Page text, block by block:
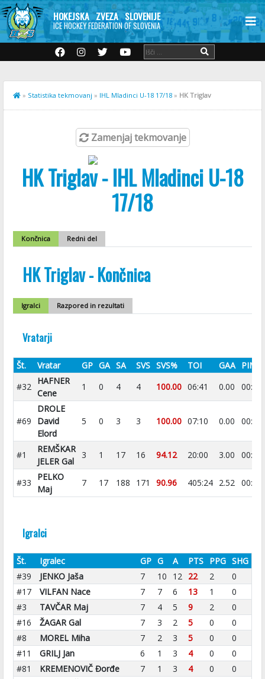
HOKEJSKA ZVEZA SLOVENIJE
ICE HOCKEY FEDERATION OF SLOVENIA
» Statistika tekmovanj » IHL Mladinci U-18 17/18 » HK Triglav
Zamenjaj tekmovanje
HK Triglav - IHL Mladinci U-18
17/18
Končnica Redni del
HK Triglav - Končnica
Igralci Razpored in rezultati
Vratarji
Št. Vratar GP GA SA SVS SVS% TOI GAA PIM
#32
HAFNER
Cene
1 0 4 4 100.00 06:41 0.00 00:00
#69
DROLE
David
Elord
5 0 3 3 100.00 07:10 0.00 00:00
#1
REMŠKAR
JELER Gal
3 1 17 16 94.12 20:00 3.00 00:00
#33
PELKO
Maj
7 17 188 171 90.96 405:24 2.52 00:00
Igralci
Št. Igralec GP G A PTS PPG SHG
#39
JENKO Jaša 7 10 12 22 2
0
#17
VILFAN Nace 7 7 6 13 1
0
#3
TAVČAR Maj 7 4 5 9 2
0
#16
ŽAGAR Gal 7 3 2 5 0
0
#8
MOREL Miha 7 2 3 5 0
0
#11
GRILJ Jan 6 1 3 4 0
0
#81
KREMENOVIČ Đorđe 7 1 3 4 0
0